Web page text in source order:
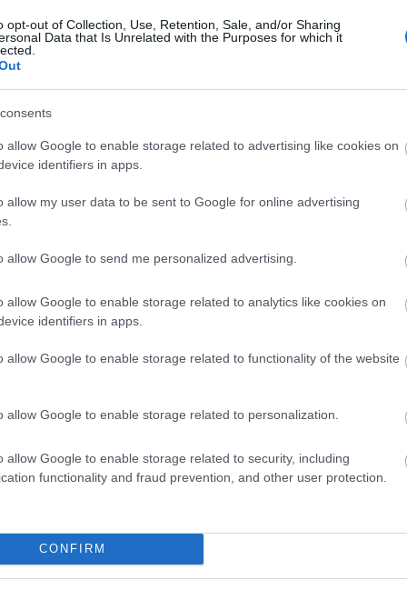
opt-out of Collection, Use, Retention, Sale, and/or Sharing
Data that Is Unrelated with the Purposes for which it
allow Google to enable storage related to advertising like cookies on
identifiers in apps.
allow my user data to be sent to Google for online advertising
allow Google to send me personalized advertising.
allow Google to enable storage related to analytics like cookies on
identifiers in apps.
allow Google to enable storage related to functionality of the website
allow Google to enable storage related to personalization.
allow Google to enable storage related to security, including
functionality and fraud prevention, and other user protection.
CONFIRM
είναι το «Σύνδρομο της μεγαλύτερης αδερφής»
πώς μπορεί να σε επηρεάσει ψυχολογικά;
έναςφίλος στη ζωή σου, μπορεί να σε ζηλεύει.
προφανείς, οπότε υπάρχει πιθανότητα να μην
πίεση που μπορεί να σου ασκεί ο άλλος. Εάν,
στο πόσο μεγαλύτερες είναι οι επιτυχίες του ή
ζωή του, τότε ίσως να αφήνει να εννοηθεί, με
ή ότι έκανε εξυπνότερες επιλογές από σένα.
φίλου που αισθάνεται την ανάγκη να